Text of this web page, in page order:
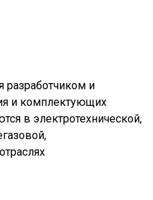
разработчиком и
и комплектующих
в электротехнической,